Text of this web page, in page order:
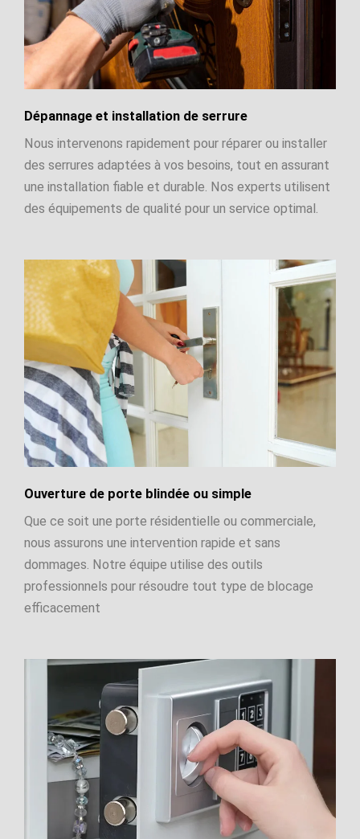
Dépannage et installation de serrure
Nous intervenons rapidement pour réparer ou installer
des serrures adaptées à vos besoins, tout en assurant
une installation fiable et durable. Nos experts utilisent
des équipements de qualité pour un service optimal.
Ouverture de porte blindée ou simple
Que ce soit une porte résidentielle ou commerciale,
nous assurons une intervention rapide et sans
dommages. Notre équipe utilise des outils
professionnels pour résoudre tout type de blocage
efficacement